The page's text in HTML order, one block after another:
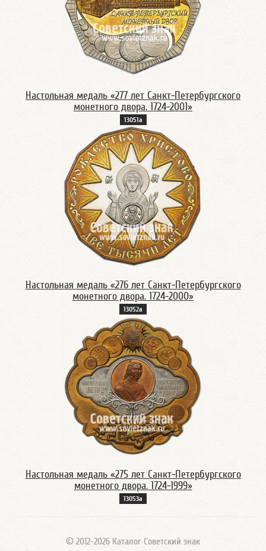
Настольная медаль «277 лет Санкт-Петербургского
монетного двора. 1724-2001»
13051а
Настольная медаль «276 лет Санкт-Петербургского
монетного двора. 1724-2000»
13052а
Настольная медаль «275 лет Санкт-Петербургского
монетного двора. 1724-1999»
13053а
© 2012-2026 Каталог Советский знак